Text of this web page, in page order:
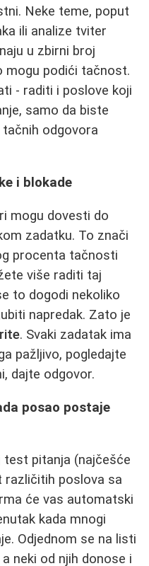
Neke teme, poput
ili analize tviter
u zbirni broj
mogu podići tačnost.
- raditi i poslove koji
samo da biste
odgovora
i blokade
mogu dovesti do
zadatku. To znači
procenta tačnosti
više raditi taj
to dogodi nekoliko
napredak. Zato je
. Svaki zadatak ima
pažljivo, pogledajte
dajte odgovor.
posao postaje
test pitanja (najčešće
različitih poslova sa
će vas automatski
kada mnogi
Odjednom se na listi
neki od njih donose i